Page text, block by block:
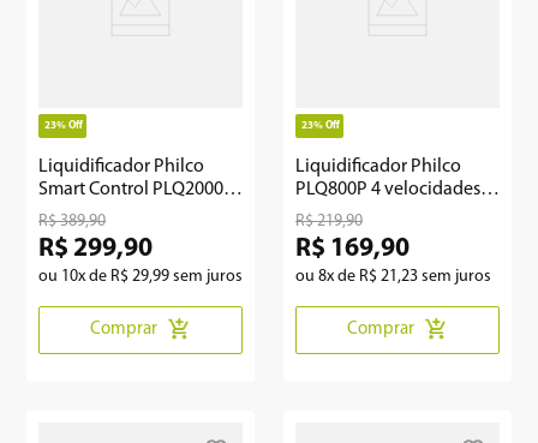
23% Off
Liquidificador Philco
Smart Control PLQ2000
600W
R$ 389,90
R$ 299,90
ou 10x de R$ 29,99 sem juros
Comprar
23% Off
Liquidificador Philco
PLQ800P 4 velocidades
900w
R$ 219,90
R$ 169,90
ou 8x de R$ 21 ,23 sem juros
Comprar